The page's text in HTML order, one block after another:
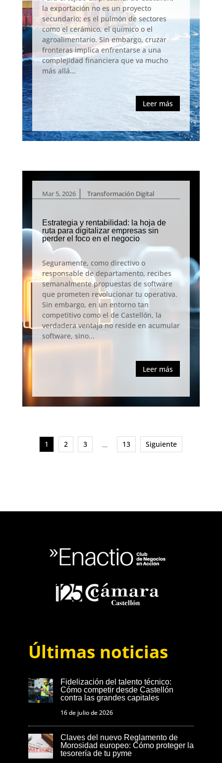
la exportación no es un proyecto
secundario; es el pulmón de sectores
como el cerámico, el químico o el
agroalimentario. Sin embargo, cruzar
fronteras implica enfrentarse a una
complejidad financiera que va mucho
más allá...
Leer más
Mar 5, 2026 | Transformación Digital
Estrategia y rentabilidad: la hoja de
ruta para digitalizar empresas sin
perder el foco en el negocio
Seguramente, como directivo o
responsable de departamento, recibes
semanalmente propuestas de software
que prometen revolucionar tu operativa.
Sin embargo, en un entorno tan
competitivo como el de Castellón, la
verdadera ventaja no reside en acumular
software, sino...
Leer más
1 2 3 … 13 Siguiente
Últimas noticias
Fidelización del talento técnico:
Cómo competir desde Castellón
contra las grandes capitales
16 de julio de 2026
Claves del nuevo Reglamento de
Morosidad europeo: Cómo proteger la
tesorería de tu pyme